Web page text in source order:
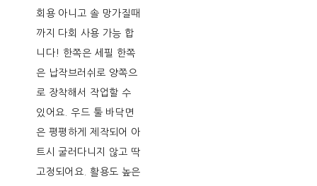
회용 아니고 솔 망가질때
까지 다회 사용 가능 합
니다! 한쪽은 세필 한쪽
은 납작브러쉬로 양쪽으
로 장착해서 작업할 수
있어요. 우드 툴 바닥면
은 평평하게 제작되어 아
트시 굴러다니지 않고 딱
고정되어요. 활용도 높은